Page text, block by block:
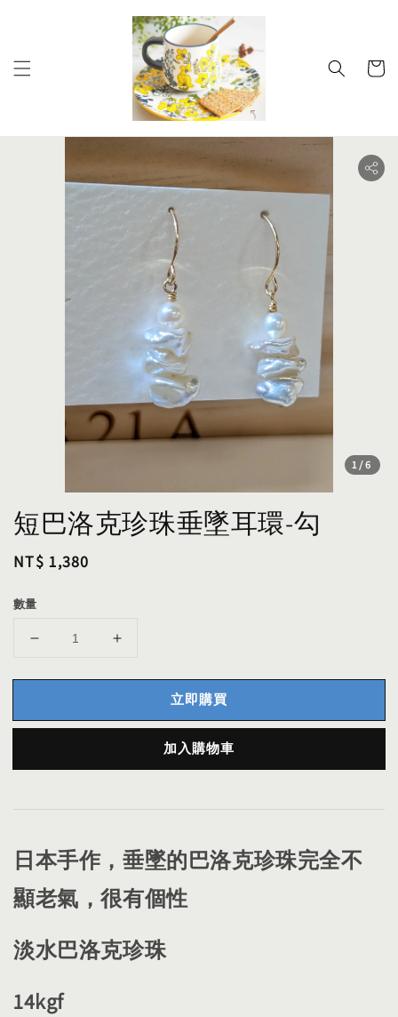
1/6
短巴洛克珍珠垂墜耳環-勾
Regular
NT$ 1,380
數量
立即購買
加入購物車
日本手作，垂墜的巴洛克珍珠完全不
顯老氣，很有個性
淡水巴洛克珍珠
14kgf